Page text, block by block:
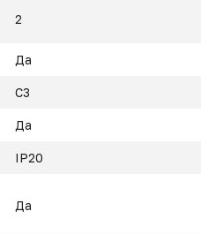
2
Да
С3
Да
IP20
Да